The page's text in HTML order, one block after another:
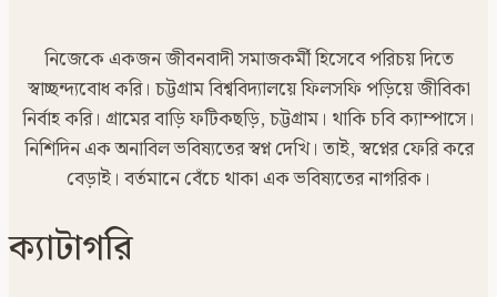
নিজেকে একজন জীবনবাদী সমাজকর্মী হিসেবে পরিচয় দিতে
স্বাচ্ছন্দ্যবোধ করি। চট্টগ্রাম বিশ্ববিদ্যালয়ে ফিলসফি পড়িয়ে জীবিকা
নির্বাহ করি। গ্রামের বাড়ি ফটিকছড়ি, চট্টগ্রাম। থাকি চবি ক্যাম্পাসে।
নিশিদিন এক অনাবিল ভবিষ্যতের স্বপ্ন দেখি। তাই, স্বপ্নের ফেরি করে
বেড়াই। বর্তমানে বেঁচে থাকা এক ভবিষ্যতের নাগরিক।
ক্যাটাগরি